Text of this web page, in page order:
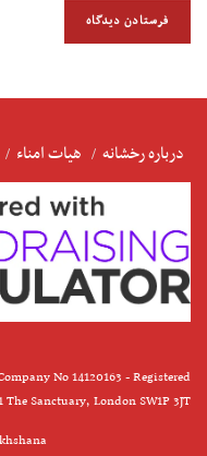
درباره رخشانه هیات امناء
No 14120163 - Registered
Sanctuary, London SW1P 3JT